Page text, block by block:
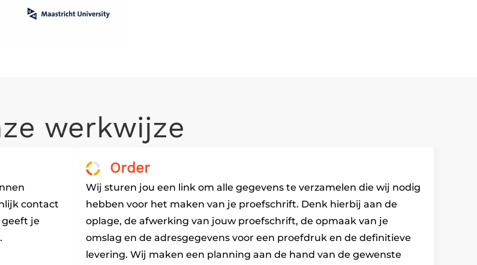
werkwijze
contact
geeft je
Order
Wij sturen jou een link om alle gegevens te verzamelen die wij nodig
hebben voor het maken van je proefschrift. Denk hierbij aan de
oplage, de afwerking van jouw proefschrift, de opmaak van je
omslag en de adresgegevens voor een proefdruk en de definitieve
levering. Wij maken een planning aan de hand van de gewenste